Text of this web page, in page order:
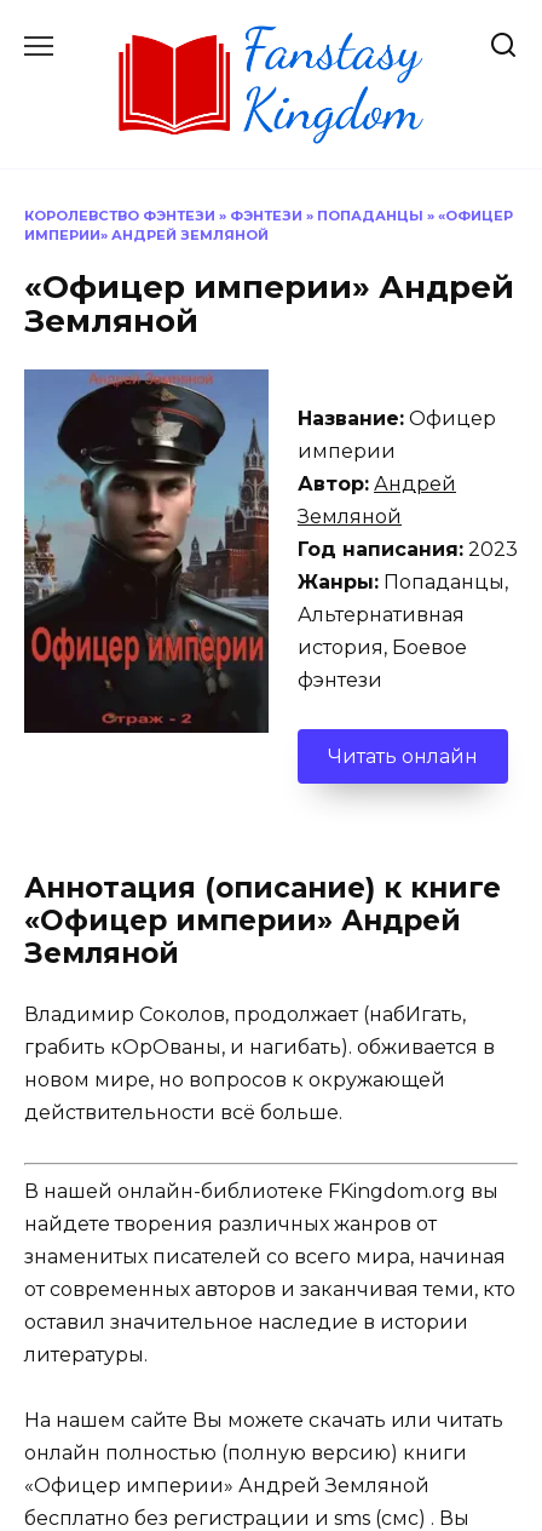
КОРОЛЕВСТВО ФЭНТЕЗИ » ФЭНТЕЗИ » ПОПАДАНЦЫ » «ОФИЦЕР
ИМПЕРИИ» АНДРЕЙ ЗЕМЛЯНОЙ
«Офицер империи» Андрей
Земляной
Название: Офицер
империи
Автор: Андрей
Земляной
Год написания: 2023
Жанры: Попаданцы,
Альтернативная
история, Боевое
фэнтези
Читать онлайн
Аннотация (описание) к книге
«Офицер империи» Андрей
Земляной
Владимир Соколов, продолжает (набИгать,
грабить кОрОваны, и нагибать). обживается в
новом мире, но вопросов к окружающей
действительности всё больше.
В нашей онлайн-библиотеке FKingdom.org вы
найдете творения различных жанров от
знаменитых писателей со всего мира, начиная
от современных авторов и заканчивая теми, кто
оставил значительное наследие в истории
литературы.
На нашем сайте Вы можете скачать или читать
онлайн полностью (полную версию) книги
«Офицер империи» Андрей Земляной
бесплатно без регистрации и sms (смс) . Вы